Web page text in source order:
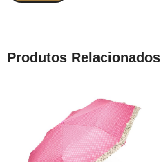
Produtos Relacionados